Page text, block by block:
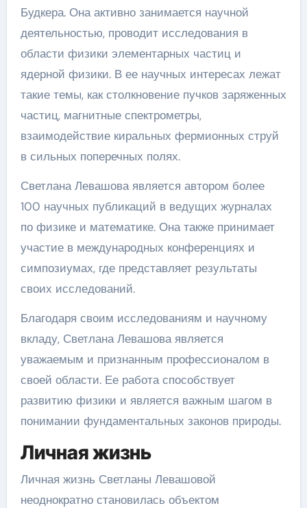
Будкера. Она активно занимается научной
деятельностью, проводит исследования в
области физики элементарных частиц и
ядерной физики. В ее научных интересах лежат
такие темы, как столкновение пучков заряженных
частиц, магнитные спектрометры,
взаимодействие киральных фермионных струй
в сильных поперечных полях.
Светлана Левашова является автором более
100 научных публикаций в ведущих журналах
по физике и математике. Она также принимает
участие в международных конференциях и
симпозиумах, где представляет результаты
своих исследований.
Благодаря своим исследованиям и научному
вкладу, Светлана Левашова является
уважаемым и признанным профессионалом в
своей области. Ее работа способствует
развитию физики и является важным шагом в
понимании фундаментальных законов природы.
Личная жизнь
Личная жизнь Светланы Левашовой
неоднократно становилась объектом